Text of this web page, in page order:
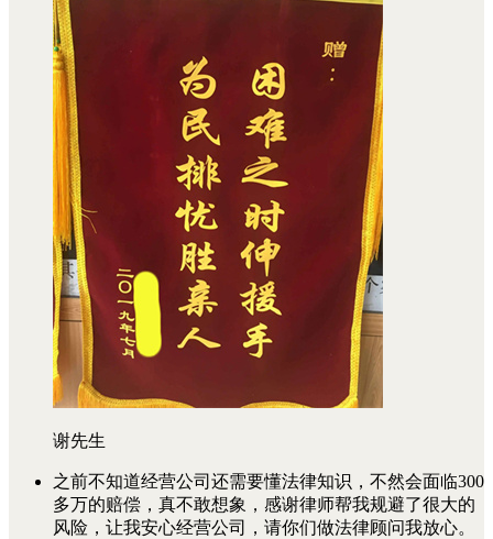
谢先生
之前不知道经营公司还需要懂法律知识，不然会面临300
多万的赔偿，真不敢想象，感谢律师帮我规避了很大的
风险，让我安心经营公司，请你们做法律顾问我放心。